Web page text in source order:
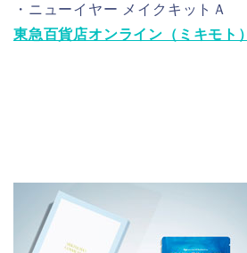
・ニューイヤー メイクキットＡ
東急百貨店オンライン（ミキモト）